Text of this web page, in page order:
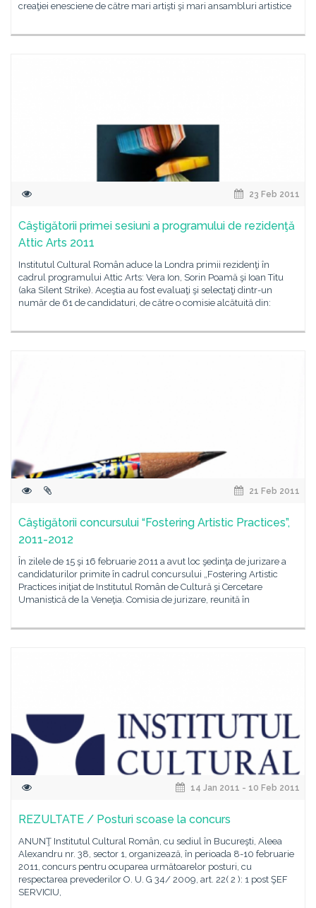
creaţiei enesciene de către mari artişti şi mari ansambluri artistice
23 Feb 2011
Câştigătorii primei sesiuni a programului de rezidenţă
Attic Arts 2011
Institutul Cultural Român aduce la Londra primii rezidenţi în
cadrul programului Attic Arts: Vera Ion, Sorin Poamă şi Ioan Titu
(aka Silent Strike). Aceştia au fost evaluaţi şi selectaţi dintr-un
număr de 61 de candidaturi, de către o comisie alcătuită din:
21 Feb 2011
Câştigătorii concursului “Fostering Artistic Practices”,
2011-2012
În zilele de 15 şi 16 februarie 2011 a avut loc şedinţa de jurizare a
candidaturilor primite în cadrul concursului „Fostering Artistic
Practices iniţiat de Institutul Român de Cultură şi Cercetare
Umanistică de la Veneţia. Comisia de jurizare, reunită în
14 Jan 2011 - 10 Feb 2011
REZULTATE / Posturi scoase la concurs
ANUNŢ Institutul Cultural Român, cu sediul în Bucureşti, Aleea
Alexandru nr. 38, sector 1, organizează, în perioada 8-10 februarie
2011, concurs pentru ocuparea următoarelor posturi, cu
respectarea prevederilor O. U. G 34/ 2009, art. 22( 2 ): 1 post ŞEF
SERVICIU,